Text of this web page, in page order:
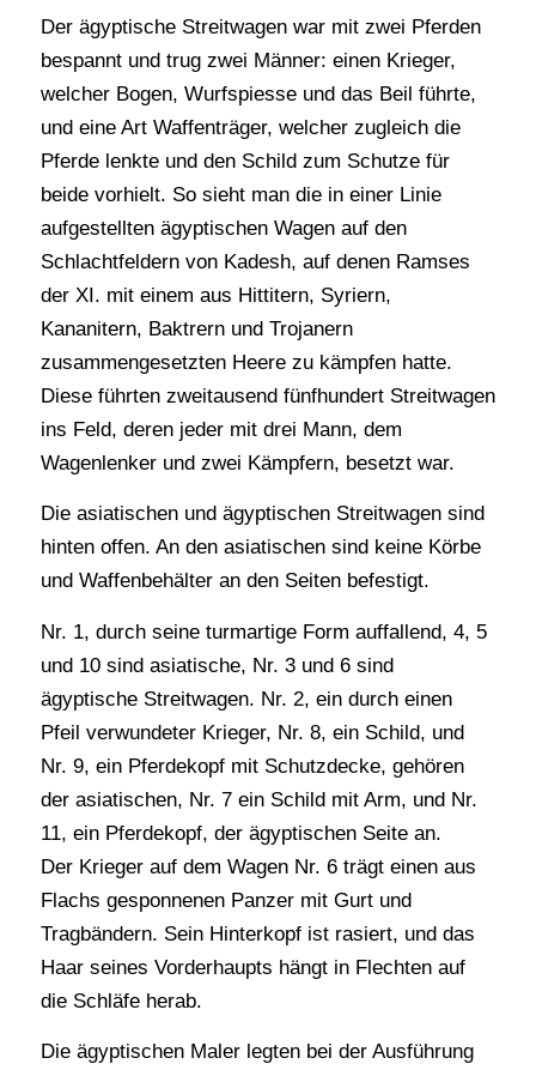
Der ägyptische Streitwagen war mit zwei Pferden
bespannt und trug zwei Männer: einen Krieger,
welcher Bogen, Wurfspiesse und das Beil führte,
und eine Art Waffenträger, welcher zugleich die
Pferde lenkte und den Schild zum Schutze für
beide vorhielt. So sieht man die in einer Linie
aufgestellten ägyptischen Wagen auf den
Schlachtfeldern von Kadesh, auf denen Ramses
der XI. mit einem aus Hittitern, Syriern,
Kananitern, Baktrern und Trojanern
zusammengesetzten Heere zu kämpfen hatte.
Diese führten zweitausend fünfhundert Streitwagen
ins Feld, deren jeder mit drei Mann, dem
Wagenlenker und zwei Kämpfern, besetzt war.
Die asiatischen und ägyptischen Streitwagen sind
hinten offen. An den asiatischen sind keine Körbe
und Waffenbehälter an den Seiten befestigt.
Nr. 1, durch seine turmartige Form auffallend, 4, 5
und 10 sind asiatische, Nr. 3 und 6 sind
ägyptische Streitwagen. Nr. 2, ein durch einen
Pfeil verwundeter Krieger, Nr. 8, ein Schild, und
Nr. 9, ein Pferdekopf mit Schutzdecke, gehören
der asiatischen, Nr. 7 ein Schild mit Arm, und Nr.
11, ein Pferdekopf, der ägyptischen Seite an.
Der Krieger auf dem Wagen Nr. 6 trägt einen aus
Flachs gesponnenen Panzer mit Gurt und
Tragbändern. Sein Hinterkopf ist rasiert, und das
Haar seines Vorderhaupts hängt in Flechten auf
die Schläfe herab.
Die ägyptischen Maler legten bei der Ausführung